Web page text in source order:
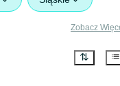
Zobacz